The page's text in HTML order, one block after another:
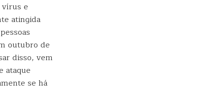
vírus e
atingida
outubro de
disso, vem
ataque
se há